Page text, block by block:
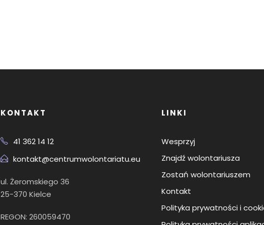
KONTAKT
41 362 14 12
kontakt@centrumwolontariatu.eu
ul. Żeromskiego 36
25-370 Kielce
REGON: 260059470
LINKI
Wesprzyj
Znajdź wolontariusza
Zostań wolontariuszem
Kontakt
Polityka prywatności i